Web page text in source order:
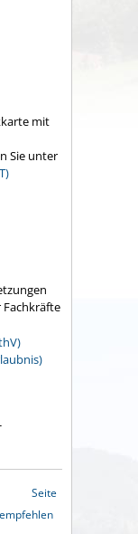
mit
Sie unter
Fachkräfte
Seite
empfehlen